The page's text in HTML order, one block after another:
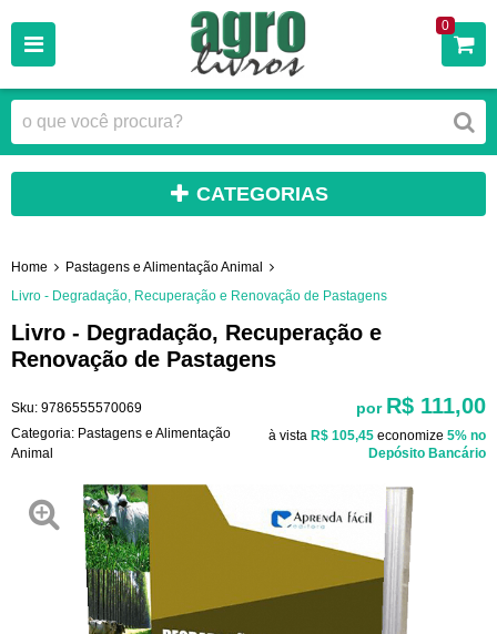
0
CATEGORIAS
Home
Pastagens e Alimentação Animal
Livro - Degradação, Recuperação e Renovação de Pastagens
Livro - Degradação, Recuperação e
Renovação de Pastagens
Sku: 9786555570069
Categoria: Pastagens e Alimentação
Animal
por R$ 111,00
à vista R$ 105,45 economize 5% no
Depósito Bancário